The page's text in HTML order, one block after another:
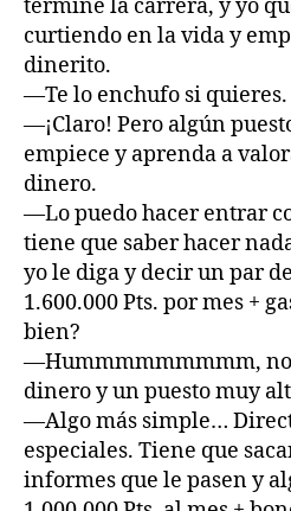
termine la carrera, y yo
curtiendo en la vida y
dinerito.
—Te lo enchufo si quieres.
—¡Claro! Pero algún
empiece y aprenda a
dinero.
—Lo puedo hacer entrar
tiene que saber hacer
yo le diga y decir un par
1.600.000 Pts. por mes +
bien?
—Hummmmmmmmm, no
dinero y un puesto muy
—Algo más simple…
especiales. Tiene que
informes que le pasen y